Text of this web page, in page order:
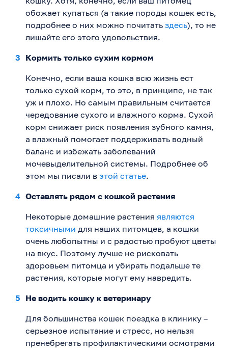
обожает купаться (а такие породы кошек есть,
подробнее о них можно почитать здесь), то не
лишайте его этого удовольствия.
Кормить только сухим кормом
Конечно, если ваша кошка всю жизнь ест
только сухой корм, то это, в принципе, не так
уж и плохо. Но самым правильным считается
чередование сухого и влажного корма. Сухой
корм снижает риск появления зубного камня,
а влажный помогает поддерживать водный
баланс и избежать заболеваний
мочевыделительной системы. Подробнее об
этом мы писали в этой статье.
Оставлять рядом с кошкой растения
Некоторые домашние растения являются
токсичными для наших питомцев, а кошки
очень любопытны и с радостью пробуют цветы
на вкус. Поэтому лучше не рисковать
здоровьем питомца и убирать подальше те
растения, которые могут ему навредить.
Не водить кошку к ветеринару
Для большинства кошек поездка в клинику –
серьезное испытание и стресс, но нельзя
пренебрегать профилактическими осмотрами